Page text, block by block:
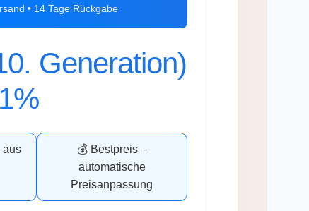
• 14 Tage Rückgabe
Generation)
aus
💰 Bestpreis –
automatische
Preisanpassung